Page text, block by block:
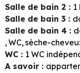
Salle de bain 2 : 1
Salle de bain 3 :
Salle de bain 4 :
WC sèche-
WC : 1 WC
A savoir :